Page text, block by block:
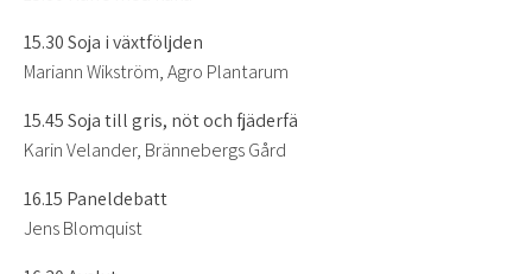
15.30 Soja i växtföljden
Mariann Wikström, Agro Plantarum
15.45 Soja till gris, nöt och fjäderfä
Karin Velander, Brännebergs Gård
16.15 Paneldebatt
Jens Blomquist